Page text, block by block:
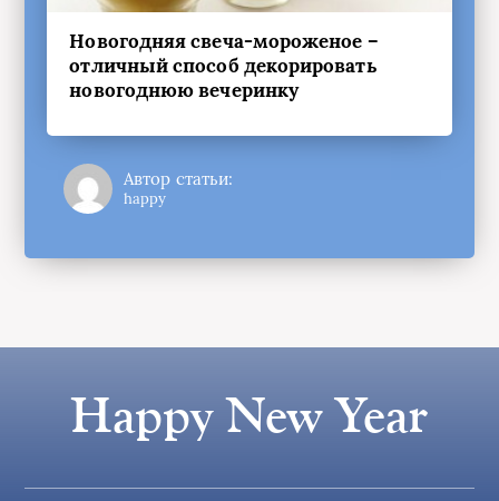
Новогодняя свеча-мороженое –
отличный способ декорировать
новогоднюю вечеринку
Автор статьи:
happy
Happy New Year